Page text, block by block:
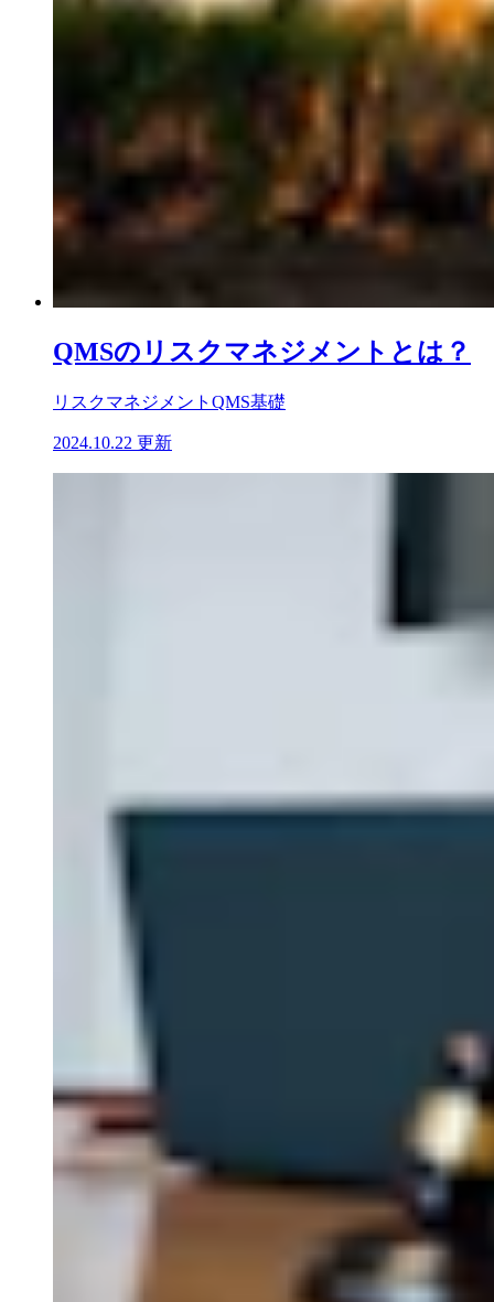
QMSのリスクマネジメントとは？
リスクマネジメント QMS基礎
2024.10.22 更新